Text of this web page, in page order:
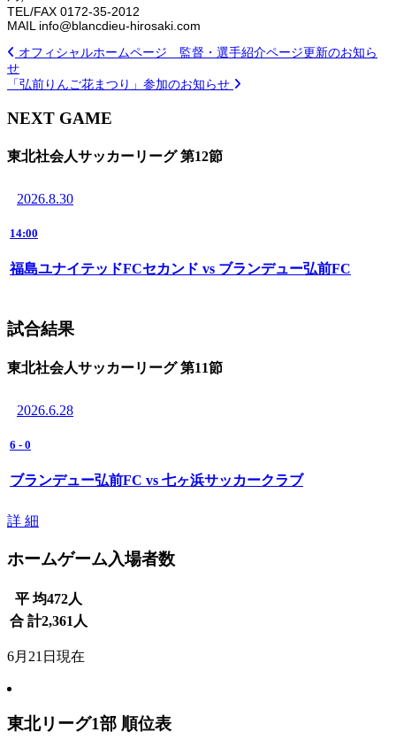
TEL/FAX 0172-35-2012
MAIL info@blancdieu-hirosaki.com
オフィシャルホームページ 監督・選手紹介ページ更新のお知ら
せ
「弘前りんご花まつり」参加のお知らせ
NEXT GAME
東北社会人サッカーリーグ 第12節
2026.8.30
14:00
福島ユナイテッドFCセカンド vs ブランデュー弘前FC
試合結果
東北社会人サッカーリーグ 第11節
2026.6.28
6 - 0
ブランデュー弘前FC vs 七ヶ浜サッカークラブ
詳 細
ホームゲーム入場者数
平 均472人
合 計2,361 人
6月21日現在
東北リーグ1部 順位表